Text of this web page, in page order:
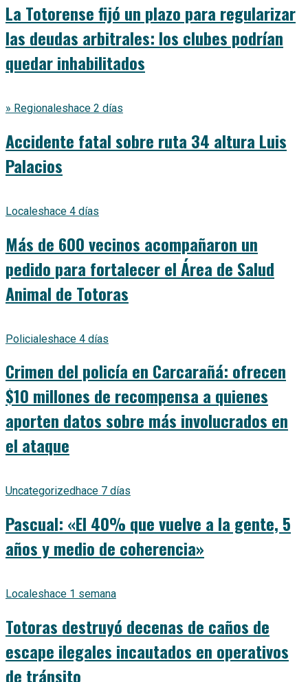
La Totorense fijó un plazo para regularizar
las deudas arbitrales: los clubes podrían
quedar inhabilitados
» Regionaleshace 2 días
Accidente fatal sobre ruta 34 altura Luis
Palacios
Localeshace 4 días
Más de 600 vecinos acompañaron un
pedido para fortalecer el Área de Salud
Animal de Totoras
Policialeshace 4 días
Crimen del policía en Carcarañá: ofrecen
$10 millones de recompensa a quienes
aporten datos sobre más involucrados en
el ataque
Uncategorized hace 7 días
Pascual: «El 40% que vuelve a la gente, 5
años y medio de coherencia»
Localeshace 1 semana
Totoras destruyó decenas de caños de
escape ilegales incautados en operativos
de tránsito